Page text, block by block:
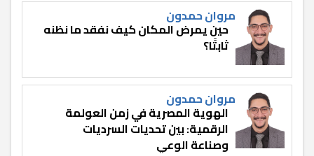
مروان حمدون
حين يمرض المكان كيف نفقد ما نظنه
ثابتًا؟
مروان حمدون
الهوية المصرية في زمن العولمة
الرقمية: بين تحديات السرديات
وصناعة الوعي